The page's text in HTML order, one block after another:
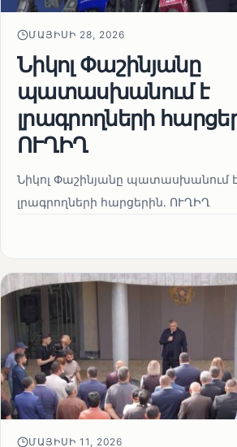
ՄԱՅԻՍԻ 28, 2026
Նիկոլ Փաշինյանը
պատասխանում է
լրագրողների
ՈՒՂԻՂ
Նիկոլ Փաշինյանը պատասխանում է
լրագրողների հարցերին․ ՈՒՂԻՂ
ՄԱՅԻՍԻ 11, 2026